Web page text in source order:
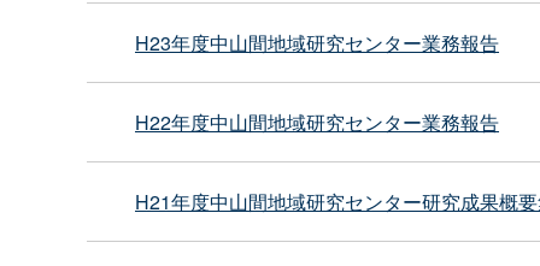
H23年度中山間地域研究センター業務報告
H22年度中山間地域研究センター業務報告
H21年度中山間地域研究センター研究成果概